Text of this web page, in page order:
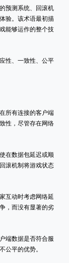
预测系统、回滚机
验。该术语最初描
能够运作的整个技
性、一致性、公平
所有连接的客户端
性，尽管存在网络
在数据包延迟或顺
滚机制将游戏状态
互动时考虑网络延
，而没有显著的劣
端数据是否符合服
公平的优势。